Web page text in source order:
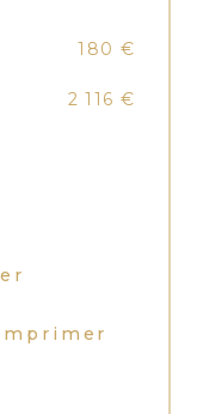
180 €
2 116 €